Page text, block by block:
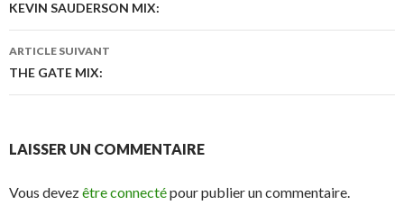
Navigation
des
articles
KEVIN SAUDERSON MIX:
ARTICLE SUIVANT
THE GATE MIX:
LAISSER UN COMMENTAIRE
Vous devezêtre connectépour publier un commentaire.